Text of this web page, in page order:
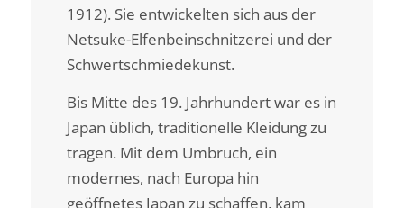
1912). Sie entwickelten sich aus der
Netsuke-Elfenbeinschnitzerei und der
Schwertschmiedekunst.
Bis Mitte des 19. Jahrhundert war es in
Japan üblich, traditionelle Kleidung zu
tragen. Mit dem Umbruch, ein
modernes, nach Europa hin
geöffnetes Japan zu schaffen, kam